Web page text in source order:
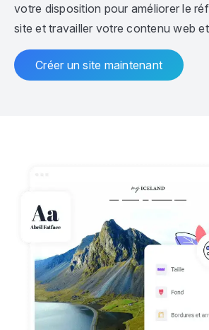
votre disposition pour améliorer le
site et travailler votre contenu web
Créer un site maintenant